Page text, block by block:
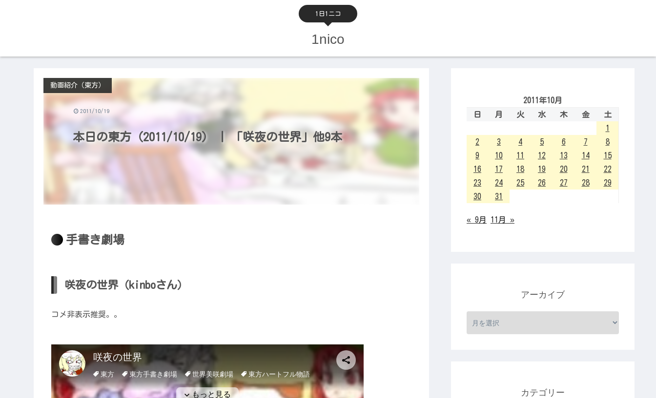
1日1ニコ
1nico
本日の東方（2011/10/19） | 「咲夜の世界」他9本
動画紹介（東方）
2011/10/19
手書き劇場
咲夜の世界（kinboさん）
コメ非表示推奨。。
2011年10月
日
月 火 水 木 金
土
1
2
3 4 5 6 7
8
9
10 11 12 13 14
15
16
17 18 19 20 21
22
23
24 25 26 27 28
29
30
31
« 9月 11月 »
アーカイブ
カテゴリー